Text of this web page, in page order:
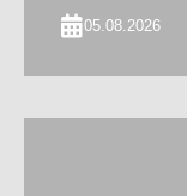
05.08.2026